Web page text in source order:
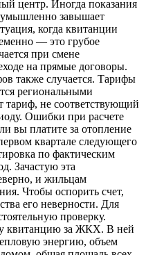
центр. Иногда показания
завышает
когда квитанции
— это грубое
при смене
на прямые договоры.
также случается. Тарифы
региональными
не соответствующий
Ошибки при расчете
вы платите за отопление
квартале следующего
по фактическим
Зачастую эта
и жильцам
Чтобы оспорить счет,
его неверности. Для
проверку.
квитанцию за ЖКХ. В ней
энергию, объем